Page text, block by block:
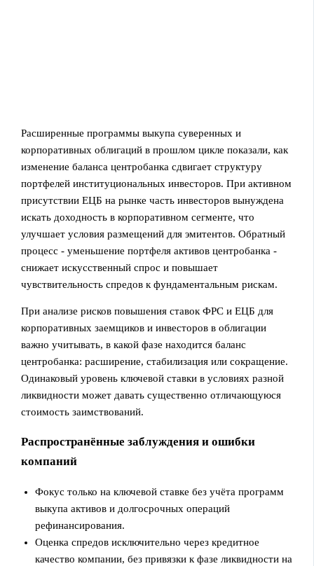
Расширенные программы выкупа суверенных и
корпоративных облигаций в прошлом цикле показали, как
изменение баланса центробанка сдвигает структуру
портфелей институциональных инвесторов. При активном
присутствии ЕЦБ на рынке часть инвесторов вынуждена
искать доходность в корпоративном сегменте, что
улучшает условия размещений для эмитентов. Обратный
процесс - уменьшение портфеля активов центробанка -
снижает искусственный спрос и повышает
чувствительность спредов к фундаментальным рискам.
При анализе рисков повышения ставок ФРС и ЕЦБ для
корпоративных заемщиков и инвесторов в облигации
важно учитывать, в какой фазе находится баланс
центробанка: расширение, стабилизация или сокращение.
Одинаковый уровень ключевой ставки в условиях разной
ликвидности может давать существенно отличающуюся
стоимость заимствований.
Распространённые заблуждения и ошибки
компаний
Фокус только на ключевой ставке без учёта программ
выкупа активов и долгосрочных операций
рефинансирования.
Оценка спредов исключительно через кредитное
качество компании, без привязки к фазе ликвидности на